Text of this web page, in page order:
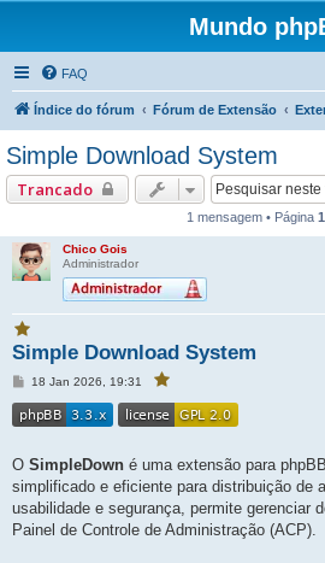
Mundo
FAQ
Índice do fórum Fórum de Extensão
Simple Download System
Trancado
1 mensagem • Página 1
Chico Gois
Administrador
V
o
ê
f
a
r
i
t
u
Simple Download System
M
n
s
e
m
18 Jan 2026, 19:31
V
ê
o
r
i
t
o
u
O SimpleDown é uma extensão para
simplificado e eficiente para distribuição de
usabilidade e segurança, permite gerenciar
Painel de Controle de Administração (ACP).